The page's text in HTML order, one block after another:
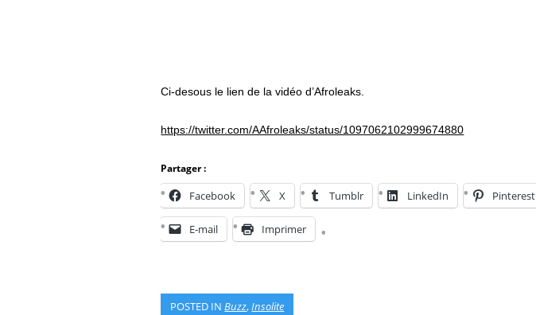
Ci-desous le lien de la vidéo d’Afroleaks.
https://twitter.com/AAfroleaks/status/1097062102999674880
Partager :
Facebook X Tumblr LinkedIn Pinterest
E-mail Imprimer
POSTED INBuzz,Insolite